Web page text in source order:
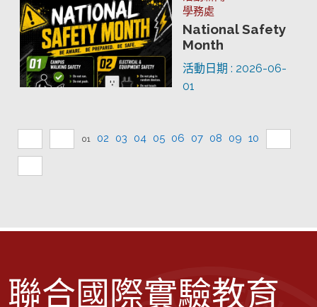
學務處
National Safety
Month
活動日期 : 2026-06-
01
01 02 03 04 05 06 07 08 09 10
聯合國際實驗教育